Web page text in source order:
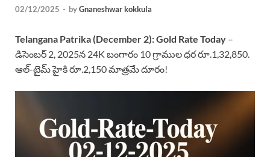
02/12/2025 - byGnaneshwar kokkula
Telangana Patrika (December 2):Gold Rate Today –
డిసెంబర్ 2, 2025న 24K బంగారం 10 గ్రాముల ధర రూ.1,32,850.
ఆల్-టైమ్ హైకి రూ.2,150 మాత్రమే దూరం!